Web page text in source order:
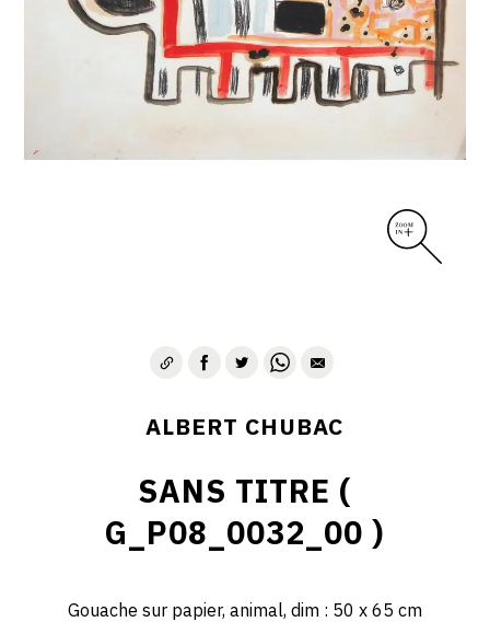
ALBERT CHUBAC
SANS TITRE (
G_P08_0032_00 )
Gouache sur papier, animal, dim : 50 x 65 cm